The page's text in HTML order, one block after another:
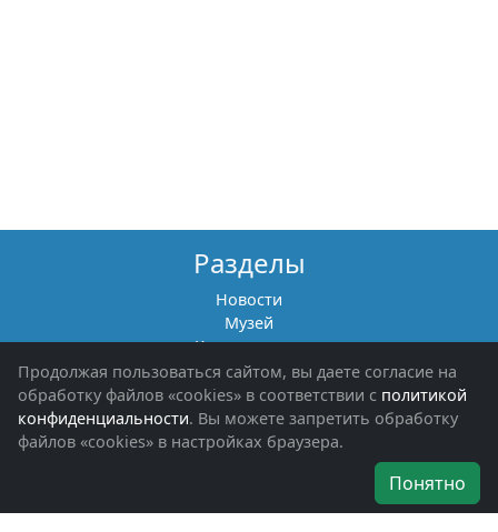
Разделы
Новости
Музей
Книги памяти
Фотоальбомы
Обращения граждан
Помощь участникам СВО и их семьям
Об организации
Наши награды
Продолжая пользоваться сайтом, вы даете согласие на
обработку файлов «cookies» в соответствии с политикой
конфиденциальности. Вы можете запретить обработку
файлов «cookies» в настройках браузера.
Понятно